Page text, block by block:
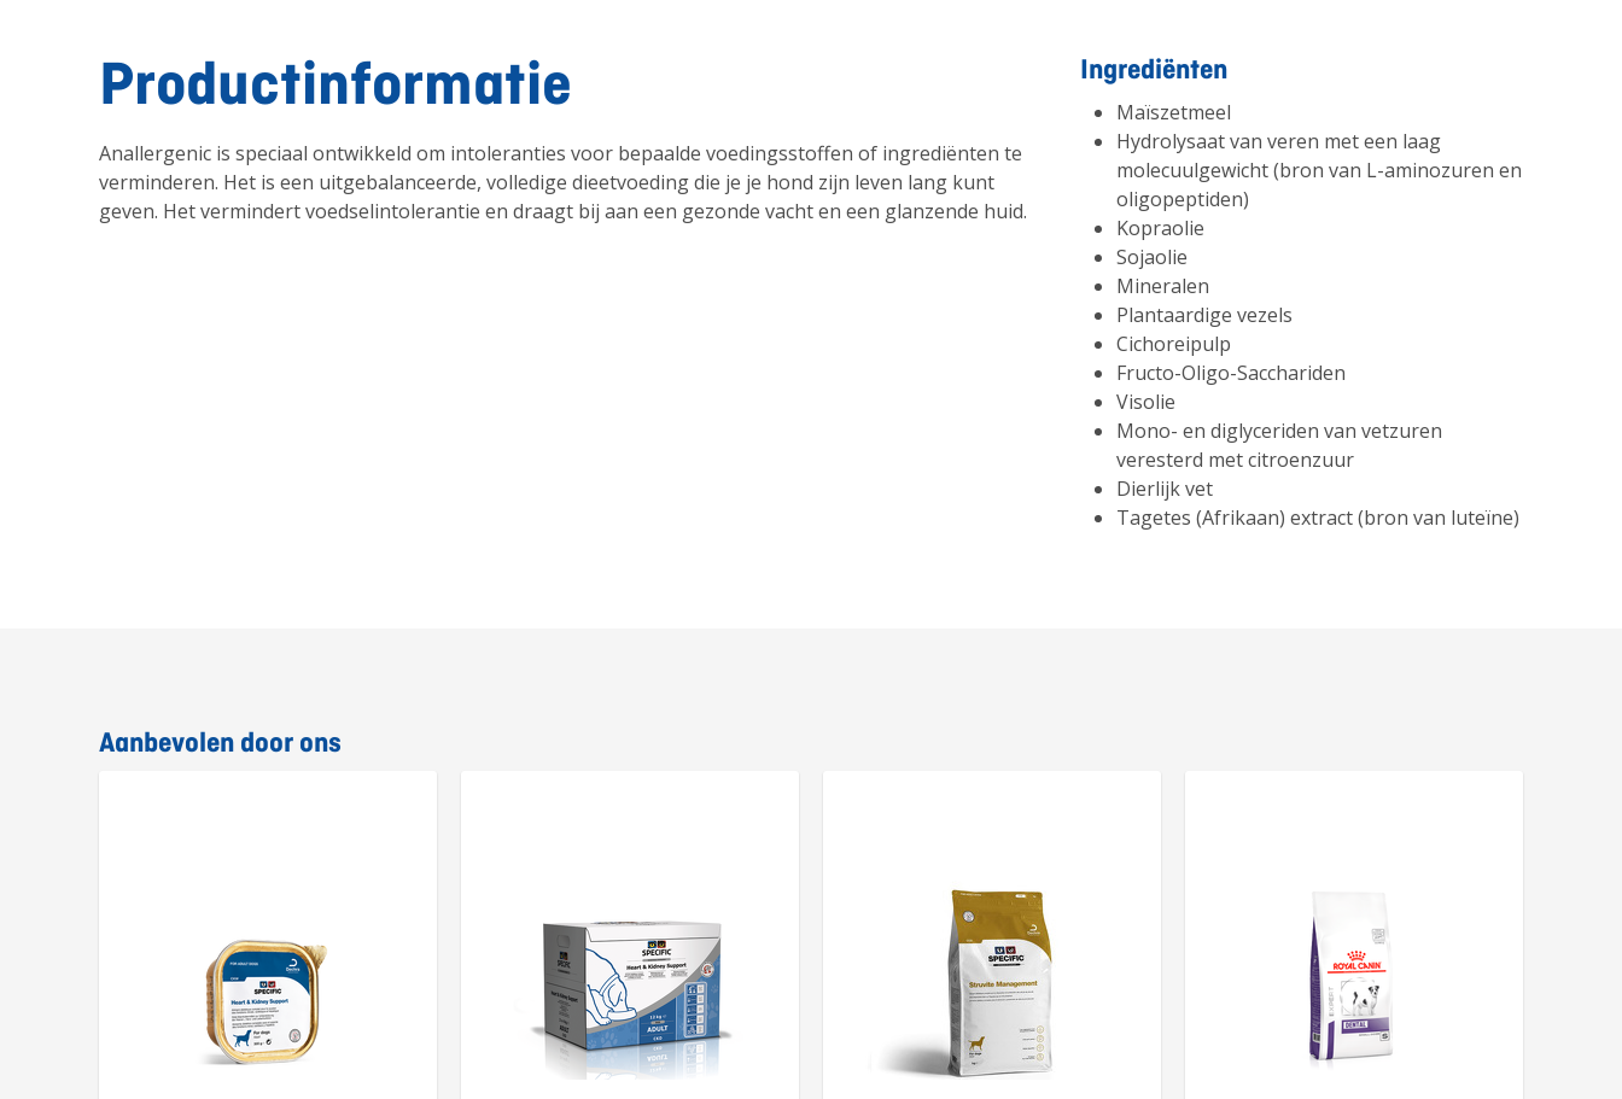
Productinformatie
Anallergenic is speciaal ontwikkeld om intoleranties voor bepaalde voedingsstoffen of ingrediënten te
verminderen. Het is een uitgebalanceerde, volledige dieetvoeding die je je hond zijn leven lang kunt
geven. Het vermindert voedselintolerantie en draagt bij aan een gezonde vacht en een glanzende huid.
Ingrediënten
Maïszetmeel
Hydrolysaat van veren met een laag
molecuulgewicht (bron van L-aminozuren en
oligopeptiden)
Kopraolie
Sojaolie
Mineralen
Plantaardige vezels
Cichoreipulp
Fructo-Oligo-Sacchariden
Visolie
Mono- en diglyceriden van vetzuren
veresterd met citroenzuur
Dierlijk vet
Tagetes (Afrikaan) extract (bron van luteïne)
Aanbevolen door ons